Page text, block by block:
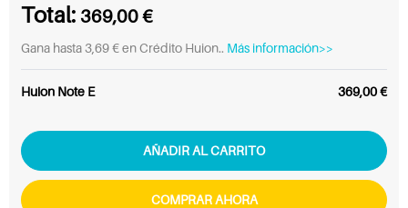
Total: 369,00 €
Gana hasta 3,69 € en Crédito Huion.. Más información>>
Huion Note E 369,00 €
AÑADIR AL CARRITO
COMPRAR AHORA